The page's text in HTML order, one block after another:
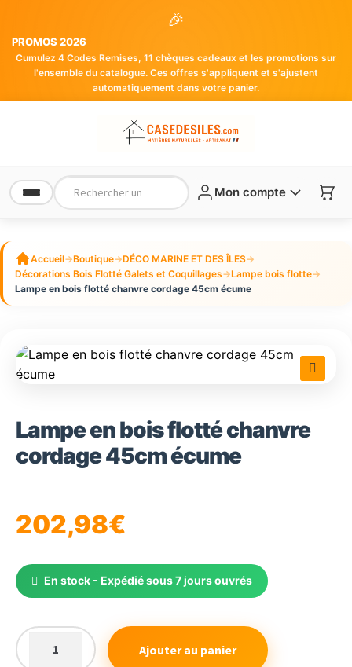
🎉
PROMOS 2026
Cumulez 4 Codes Remises, 11 chèques cadeaux et les promotions sur
l'ensemble du catalogue. Ces offres s'appliquent et s'ajustent
automatiquement dans votre panier.
Mon compte
Accueil→Boutique→DÉCO MARINE ET DES ÎLES→
Décorations Bois Flotté Galets et Coquillages→Lampe bois flotte→
Lampe en bois flotté chanvre cordage 45cm écume
Lampe en bois flotté chanvre
cordage 45cm écume
202,98€
En stock - Expédié sous 7 jours ouvrés
quantité
Ajouter au panier